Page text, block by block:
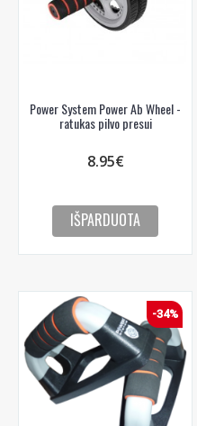
Power System Power Ab Wheel -
ratukas pilvo presui
8.95€
IŠPARDUOTA
-34%